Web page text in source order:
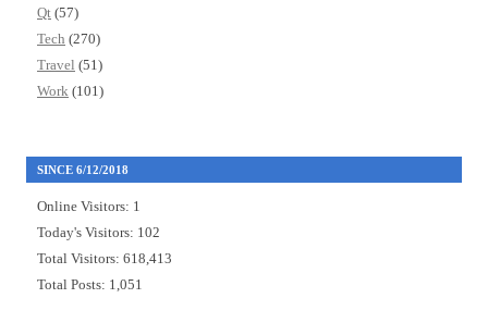
Qt (57)
Tech (270)
Travel (51)
Work (101)
SINCE 6/12/2018
Online Visitors: 1
Today's Visitors: 102
Total Visitors: 618,413
Total Posts: 1,051